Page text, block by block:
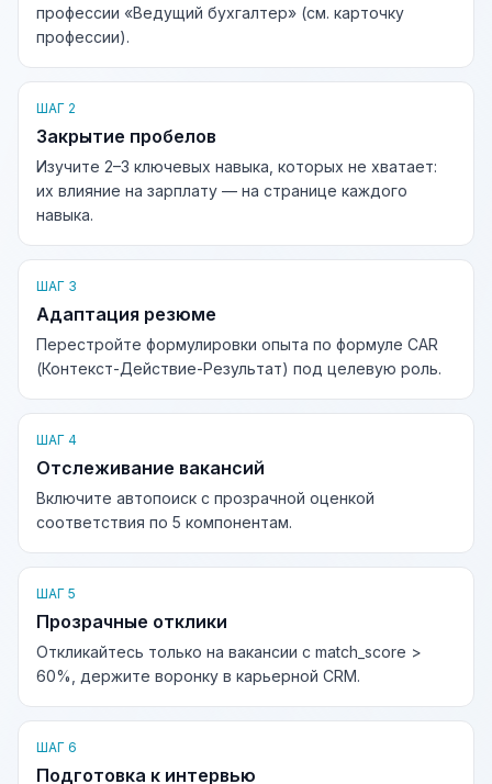
профессии «Ведущий бухгалтер» (см. карточку
профессии).
ШАГ 2
Закрытие пробелов
Изучите 2–3 ключевых навыка, которых не хватает:
их влияние на зарплату — на странице каждого
навыка.
ШАГ 3
Адаптация резюме
Перестройте формулировки опыта по формуле CAR
(Контекст-Действие-Результат) под целевую роль.
ШАГ 4
Отслеживание вакансий
Включите автопоиск с прозрачной оценкой
соответствия по 5 компонентам.
ШАГ 5
Прозрачные отклики
Откликайтесь только на вакансии с match_score >
60%, держите воронку в карьерной CRM.
ШАГ 6
Подготовка к интервью